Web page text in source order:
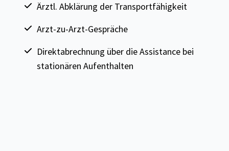
Ärztl. Abklärung der Transportfähigkeit
Arzt-zu-Arzt-Gespräche
Direktabrechnung über die Assistance bei
stationären Aufenthalten